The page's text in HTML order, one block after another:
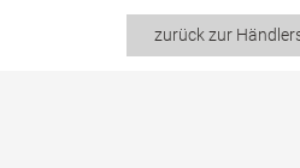
zurück zur